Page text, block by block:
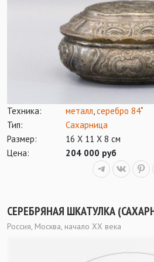
Техника: металл серебро 84˚
Тип:
Сахарница
Размер:
16 Х 11 Х 8 см
Цена:
204 000 руб
СЕРЕБРЯНАЯ ШКАТУЛКА
Россия, Москва, начало ХХ века